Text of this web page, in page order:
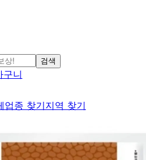
검색
구니
업종 찾기지역 찾기